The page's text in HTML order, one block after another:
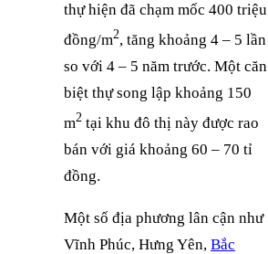
thự hiện đã chạm mốc 400 triệu
đồng/m2, tăng khoảng 4 – 5 lần
so với 4 – 5 năm trước. Một căn
biệt thự song lập khoảng 150
m2 tại khu đô thị này được rao
bán với giá khoảng 60 – 70 tỉ
đồng.
Một số địa phương lân cận như
Vĩnh Phúc, Hưng Yên, Bắc